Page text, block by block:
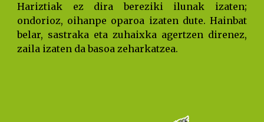
Hariztiak ez dira bereziki ilunak izaten;
ondorioz, oihanpe oparoa izaten dute. Hainbat
belar, sastraka eta zuhaixka agertzen direnez,
zaila izaten da basoa zeharkatzea.